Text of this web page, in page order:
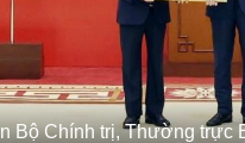
Bộ Chính trị, Thường